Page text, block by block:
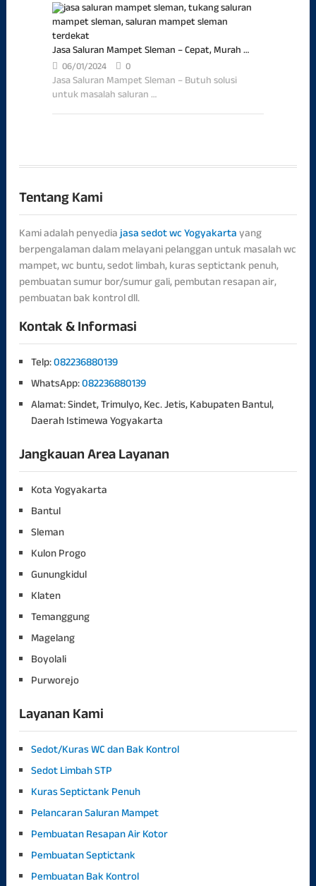
Jasa Saluran Mampet Sleman – Cepat, Murah …
06/01/2024 0
Jasa Saluran Mampet Sleman – Butuh solusi
untuk masalah saluran …
Tentang Kami
Kami adalah penyediajasa sedot wc Yogyakartayang
berpengalaman dalam melayani pelanggan untuk masalah wc
mampet, wc buntu, sedot limbah, kuras septictank penuh,
pembuatan sumur bor/sumur gali, pembutan resapan air,
pembuatan bak kontrol dll.
Kontak & Informasi
Telp:082236880139
WhatsApp:082236880139
Alamat: Sindet, Trimulyo, Kec. Jetis, Kabupaten Bantul,
Daerah Istimewa Yogyakarta
Jangkauan Area Layanan
Kota Yogyakarta
Bantul
Sleman
Kulon Progo
Gunungkidul
Klaten
Temanggung
Magelang
Boyolali
Purworejo
Layanan Kami
Sedot/Kuras WC dan Bak Kontrol
Sedot Limbah STP
Kuras Septictank Penuh
Pelancaran Saluran Mampet
Pembuatan Resapan Air Kotor
Pembuatan Septictank
Pembuatan Bak Kontrol